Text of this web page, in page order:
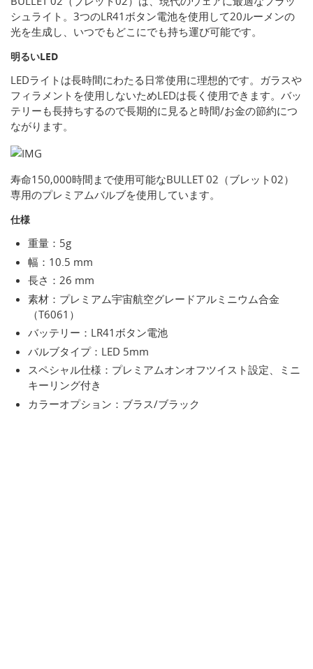
シュライト。3つのLR41ボタン電池を使用して20ルーメンの
光を生成し、いつでもどこにでも持ち運び可能です。
明るいLED
LEDライトは長時間にわたる日常使用に理想的です。ガラスや
フィラメントを使用しないためLEDは長く使用できます。バッ
テリーも長持ちするので長期的に見ると時間/お金の節約につ
ながります。
寿命150,000時間まで使用可能なBULLET 02（ブレット02）
専用のプレミアムバルブを使用しています。
仕様
重量：5g
幅：10.5 mm
長さ：26 mm
素材：プレミアム宇宙航空グレードアルミニウム合金
（T6061）
バッテリー：LR41ボタン電池
バルブタイプ：LED 5mm
スペシャル仕様：プレミアムオンオフツイスト設定、ミニ
キーリング付き
カラーオプション：ブラス/ブラック